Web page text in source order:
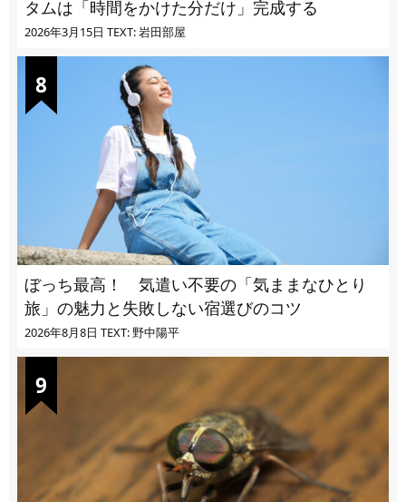
タムは「時間をかけた分だけ」完成する
2026年3月15日 TEXT: 岩田部屋
ぼっち最高！ 気遣い不要の「気ままなひとり
旅」の魅力と失敗しない宿選びのコツ
2026年8月8日 TEXT: 野中陽平